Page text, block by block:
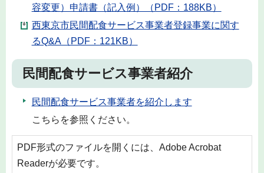
容変更）申請書（記入例）（PDF：188KB）
西東京市民間配食サービス事業者登録事業に関す
るQ&A（PDF：121KB）
民間配食サービス事業者紹介
民間配食サービス事業者を紹介します
こちらを参照ください。
PDF形式のファイルを開くには、Adobe Acrobat
Readerが必要です。